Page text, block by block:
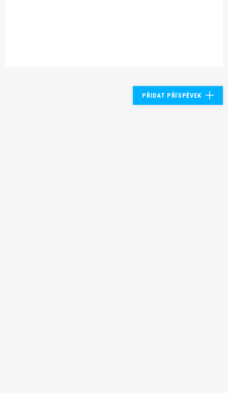
PŘIDAT PŘÍSPĚVEK